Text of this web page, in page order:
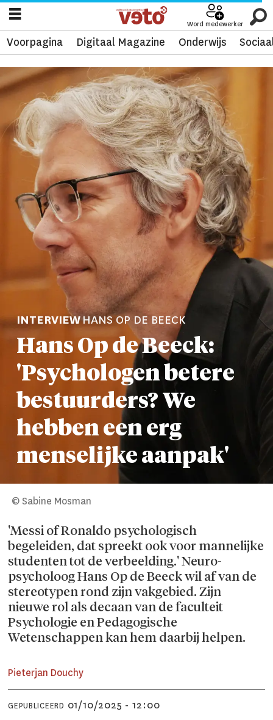
Word medewerker
Voorpagina Digitaal Magazine Onderwijs
INTERVIEWHANS OP DE BEECK
Hans Op de Beeck:
'Psychologen betere
bestuur­ders? We
hebben een erg
menselijke aanpak'
© Sabine Mosman
'Messi of Ronaldo psychologisch
begeleiden, dat spreekt ook voor mannelijke
studenten tot de verbeelding.' Neuro­
psycholoog Hans Op de Beeck wil af van de
stereotypen rond zijn vakgebied. Zijn
nieuwe rol als decaan van de faculteit
Psychologie en Pedagogische
Wetenschappen kan hem daarbij helpen.
Pieterjan Douchy
GEPUBLICEERD 01/10/2025 - 12:00